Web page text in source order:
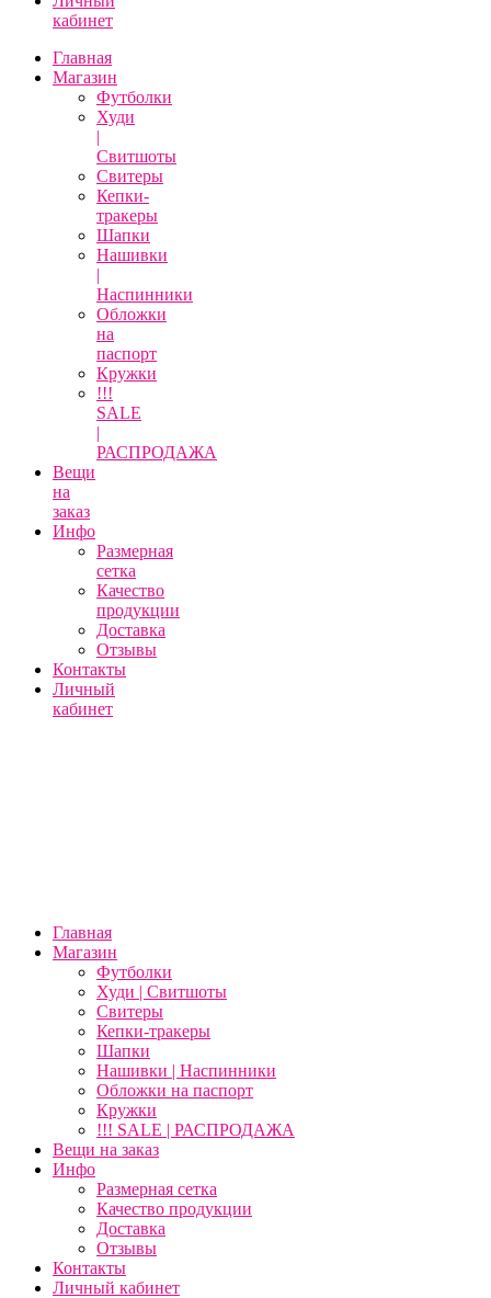
кабинет
Главная
Магазин
Футболки
Худи
|
Свитшоты
Свитеры
Кепки-
тракеры
Шапки
Нашивки
|
Наспинники
Обложки
на
паспорт
Кружки
!!!
SALE
|
РАСПРОДАЖА
Вещи
на
заказ
Инфо
Размерная
сетка
Качество
продукции
Доставка
Отзывы
Контакты
Личный
кабинет
Главная
Магазин
Футболки
Худи | Свитшоты
Свитеры
Кепки-тракеры
Шапки
Нашивки | Наспинники
Обложки на паспорт
Кружки
!!! SALE | РАСПРОДАЖА
Вещи на заказ
Инфо
Размерная сетка
Качество продукции
Доставка
Отзывы
Контакты
Личный кабинет